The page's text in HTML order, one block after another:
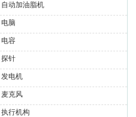
自动加油脂机
电脑
电容
探针
发电机
麦克风
执行机构